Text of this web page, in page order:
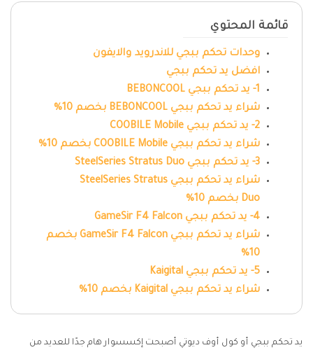
قائمة المحتوي
وحدات تحكم ببجي للاندرويد والايفون
افضل يد تحكم ببجي
1- يد تحكم ببجي BEBONCOOL
شراء يد تحكم ببجي BEBONCOOL بخصم 10%
2- يد تحكم ببجي COOBILE Mobile
شراء يد تحكم ببجي COOBILE Mobile بخصم 10%
3- يد تحكم ببجي SteelSeries Stratus Duo
شراء يد تحكم ببجي SteelSeries Stratus
Duo بخصم 10%
4- يد تحكم ببجي GameSir F4 Falcon
شراء يد تحكم ببجي GameSir F4 Falcon بخصم
10%
5- يد تحكم ببجي Kaigital
شراء يد تحكم ببجي Kaigital بخصم 10%
يد تحكم ببجي أو كول أوف ديوتي أصبحت إكسسوار هام جدًا للعديد من